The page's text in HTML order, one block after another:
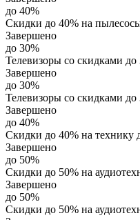
до 40%
Скидки до 40% на
Завершено
до 30%
Телевизоры со скидками
Завершено
до 30%
Телевизоры со скидками
Завершено
до 40%
Скидки до 40% на технику
Завершено
до 50%
Скидки до 50% на
Завершено
до 50%
Скидки до 50% на